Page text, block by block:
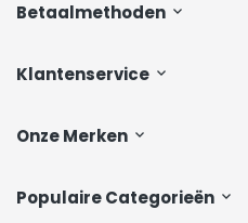
Klantenservice
Onze Merken
Populaire Categorieën
Betaalmethoden